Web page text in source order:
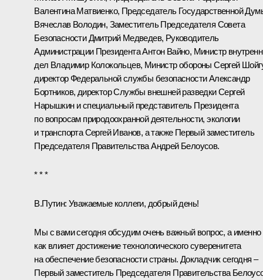
Валентина Матвиенко, Председатель Государственной
Вячеслав Володин, Заместитель Председателя Совета
БезопасностиДмитрий Медведев, Руководитель
Администрации ПрезидентаАнтон Вайно, Министр
дел Владимир Колокольцев, Министр обороныСергей
директор Федеральной службы безопасностиАлександр
Бортников, директор Службы внешней разведкиСергей
Нарышкини специальный представитель Президента
по вопросам природоохранной деятельности, экологии
и транспортаСергей Иванов, а также Первый заместитель
Председателя ПравительстваАндрей Белоусов.
* * *
В.Путин: Уважаемые коллеги, добрый день!
Мы с вами сегодня обсудим очень важный вопрос, а именно
как влияет достижение технологического суверенитета
на обеспечение безопасности страны. Докладчик сегодня –
Первый заместитель Председателя Правительства